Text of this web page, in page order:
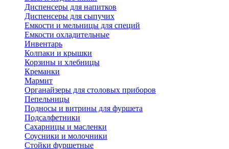
Диспенсеры для напитков
Диспенсеры для сыпучих
Емкости и мельницы для специй
Емкости охладительные
Инвентарь
Колпаки и крышки
Корзины и хлебницы
Креманки
Мармит
Органайзеры для столовых приборов
Пепельницы
Подносы и витрины для фуршета
Подсалфетники
Сахарницы и масленки
Соусники и молочники
Стойки фуршетные